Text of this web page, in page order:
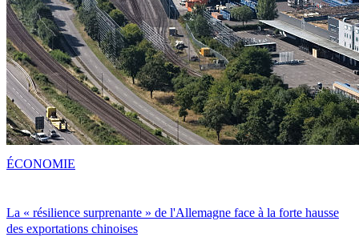
La « résilience surprenante » de l'Allemagne face à la forte hausse
des exportations chinoises
ÉCONOMIE